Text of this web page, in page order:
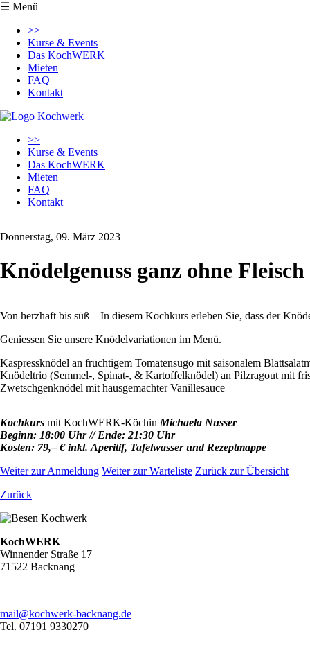
☰ Menü
überspringen
>>
Kurse & Events
Das KochWERK
Mieten
FAQ
Kontakt
überspringen
>>
Kurse & Events
Das KochWERK
Mieten
FAQ
Kontakt
Donnerstag, 09. März 2023
Knödelgenuss ganz ohne Fleisch
Von herzhaft bis süß – In diesem Kochkurs erleben Sie, dass der
Geniessen Sie unsere Knödelvariationen im Menü.
Kaspressknödel an fruchtigem Tomatensugo mit saisonalem
Knödeltrio (Semmel-, Spinat-, & Kartoffelknödel) an Pilzragout mit
Zwetschgenknödel mit hausgemachter Vanillesauce
Kochkurs mit KochWERK-Köchin Michaela Nusser
Beginn: 18:00 Uhr // Ende: 21:30 Uhr
Kosten: 79,– € inkl. Aperitif, Tafelwasser und Rezeptmappe
Weiter zur Anmeldung Weiter zur Warteliste Zurück zur Übersicht
Zurück
KochWERK
Winnender Straße 17
71522 Backnang
mail@kochwerk-backnang.de
Tel. 07191 9330270